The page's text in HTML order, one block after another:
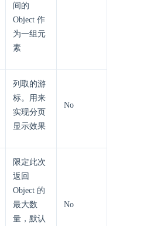
间的
Object 作
为一组元
素
列取的游
标。用来
实现分页
显示效果
No
限定此次
返回
Object 的
最大数
量，默认
No